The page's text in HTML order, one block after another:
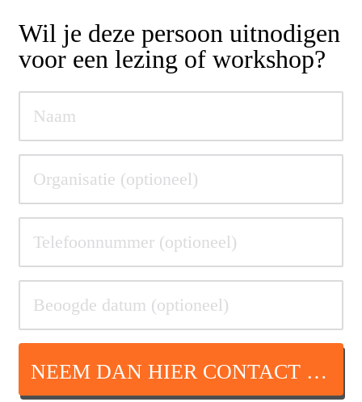
Wil je deze persoon uitnodigen
voor een lezing of workshop?
NEEM DAN HIER CONTACT OP